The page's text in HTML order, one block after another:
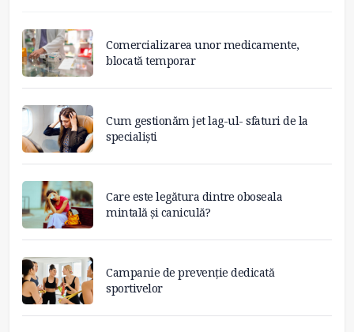
Comercializarea unor medicamente,
blocată temporar
Cum gestionăm jet lag-ul- sfaturi de la
specialiști
Care este legătura dintre oboseala
mintală și caniculă?
Campanie de prevenție dedicată
sportivelor